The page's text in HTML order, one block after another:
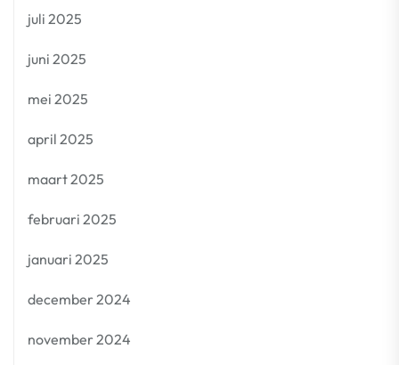
juli 2025
juni 2025
mei 2025
april 2025
maart 2025
februari 2025
januari 2025
december 2024
november 2024